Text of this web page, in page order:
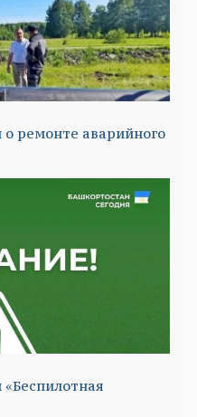
о ремонте аварийного